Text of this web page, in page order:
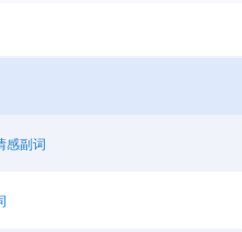
感副词